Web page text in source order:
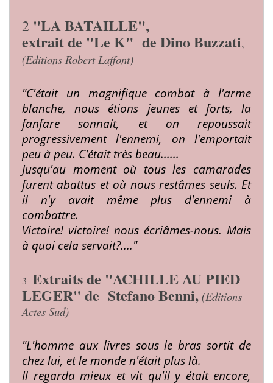
2 "LA BATAILLE",
extrait de "Le K" de Dino Buzzati,
(Editions Robert Laffont)
"C'était un magnifique combat à l'arme
blanche, nous étions jeunes et forts, la
fanfare sonnait, et on repoussait
progressivement l'ennemi, on l'emportait
peu à peu. C'était très beau......
Jusqu'au moment où tous les camarades
furent abattus et où nous restâmes seuls. Et
il n'y avait même plus d'ennemi à
combattre.
Victoire! victoire! nous écriâmes-nous. Mais
à quoi cela servait?...."
3 Extraits de "ACHILLE AU PIED
LEGER" de Stefano Benni, (Editions
Actes Sud)
"L'homme aux livres sous le bras sortit de
chezlui, et le monde n'était plus là.
Il regarda mieux et vit qu'il y était encore,